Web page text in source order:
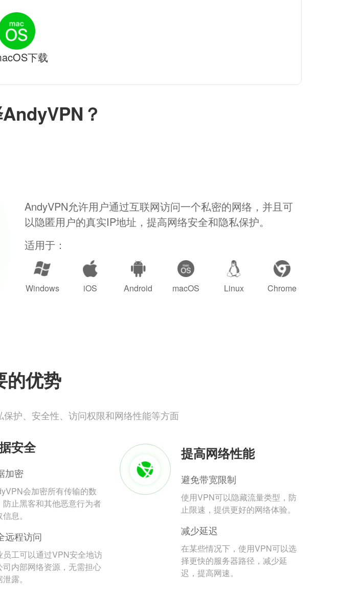
？
AndyVPN允许用户通过互联网访问一个私密的网络，并且可
以隐匿用户的真实IP地址，提高网络安全和隐私保护。
适用于：
Windows iOS Android macOS Linux Chrome
的优势
护、安全性、访问权限和网络性能等方面
安全
加密
会加密所有传输的数
防止黑客和其他恶意行为者
息。
远程访问
员工可以通过VPN安全地访
司内部网络资源，无需担心
露。
提高网络性能
避免带宽限制
使用VPN可以隐藏流量类型，防
止限速，提供更好的网络体验。
减少延迟
在某些情况下，使用VPN可以选
择更快的服务器路径，减少延
迟，提高网速。
下载